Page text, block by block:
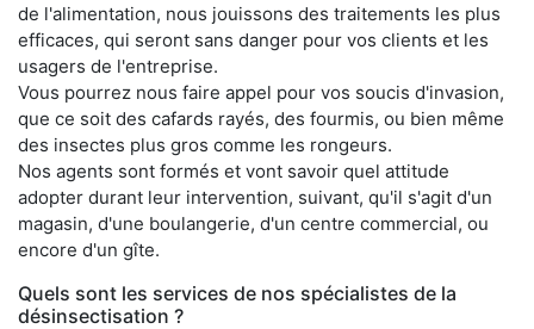
de l'alimentation, nous jouissons des traitements les plus
efficaces, qui seront sans danger pour vos clients et les
usagers de l'entreprise.
Vous pourrez nous faire appel pour vos soucis d'invasion,
que ce soit des cafards rayés, des fourmis, ou bien même
des insectes plus gros comme les rongeurs.
Nos agents sont formés et vont savoir quel attitude
adopter durant leur intervention, suivant, qu'il s'agit d'un
magasin, d'une boulangerie, d'un centre commercial, ou
encore d'un gîte.
Quels sont les services de nos spécialistes de la
désinsectisation ?